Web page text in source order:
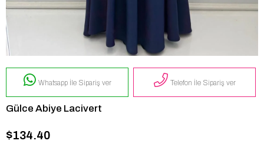
Whatsapp İle Sipariş ver Telefon İle Sipariş ver
Gülce Abiye Lacivert
$134.40